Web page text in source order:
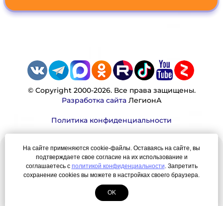
© Copyright 2000-2026. Все права защищены.
Разработка сайтаЛегионА
Политика конфиденциальности
Наша миссия:
Мы — честно, много, давно продаем вещи,
которые Вы ищете. Для нас главная ценность —
результат для нашего клиента!
На сайте применяются cookie-файлы. Оставаясь на сайте, вы
подтверждаете свое согласие на их использование и
соглашаетесь с политикой конфиденциальности. Запретить
сохранение cookies вы можете в настройках своего браузера.
OK